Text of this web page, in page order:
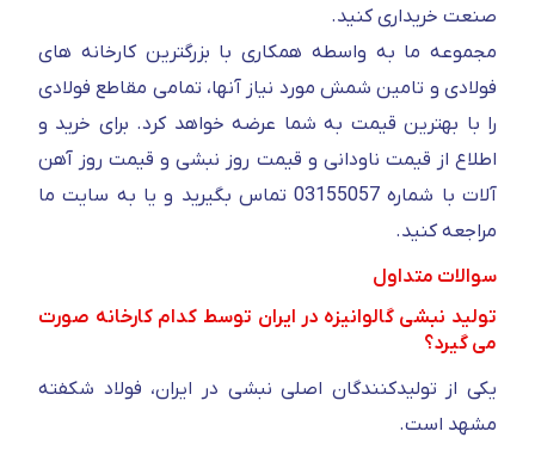
صنعت خریداری کنید.
مجموعه ما به واسطه همکاری با بزرگترین کارخانه های
فولادی و تامین شمش مورد نیاز آنها، تمامی مقاطع فولادی
را با بهترین قیمت به شما عرضه خواهد کرد. برای خرید و
اطلاع از قیمت ناودانی و قیمت روز نبشی و قیمت روز آهن
آلات با شماره 03155057 تماس بگیرید و یا به سایت ما
مراجعه کنید.
سوالات متداول
تولید نبشی گالوانیزه در ایران توسط کدام کارخانه صورت
می گیرد؟
یکی از تولیدکنندگان اصلی نبشی در ایران، فولاد شکفته
مشهد است.